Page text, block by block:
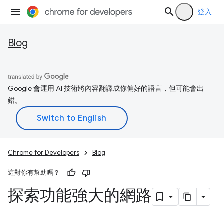
登入
Blog
Google 會運用 AI 技術將內容翻譯成你偏好的語言，但可能會出
錯。
Chrome for Developers Blog
這對你有幫助嗎？
探索功能強大的網路